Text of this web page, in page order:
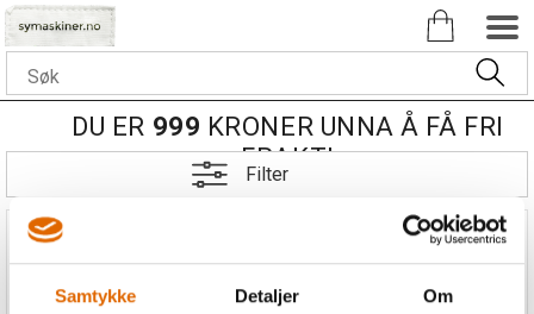
Samtykke Detaljer Om
DU ER 999 KRONER UNNA Å FÅ FRI
FRAKT!
Filter